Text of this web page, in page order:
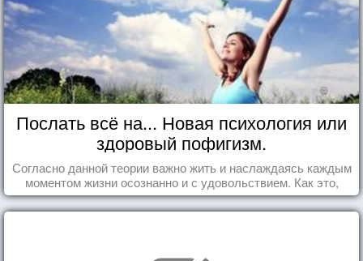
Послать всё на... Новая психология или
здоровый пофигизм.
Согласно данной теории важно жить и наслаждаясь каждым
моментом жизни осознанно и с удовольствием. Как это,
попробуем разобраться на реальных примерах.